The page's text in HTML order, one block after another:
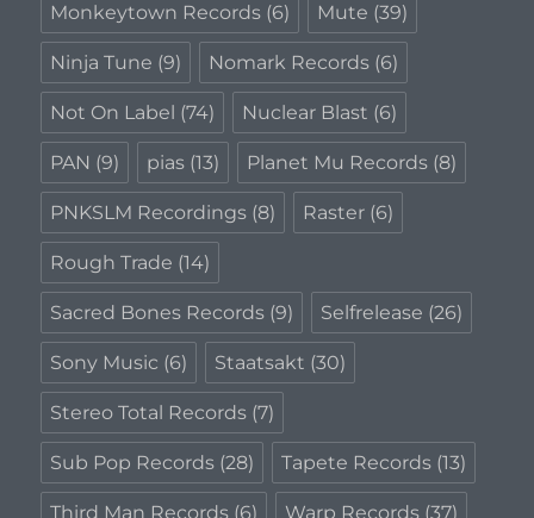
Monkeytown Records (6) Mute (39)
Ninja Tune (9) Nomark Records (6)
Not On Label (74) Nuclear Blast (6)
PAN (9) pias (13) Planet Mu Records (8)
PNKSLM Recordings (8) Raster (6)
Rough Trade (14)
Sacred Bones Records (9) Selfrelease (26)
Sony Music (6) Staatsakt (30)
Stereo Total Records (7)
Sub Pop Records (28) Tapete Records (13)
Third Man Records (6) Warp Records (37)